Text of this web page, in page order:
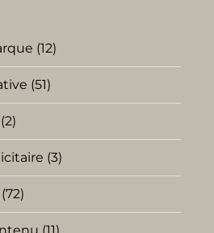
(12)
(51)
(3)